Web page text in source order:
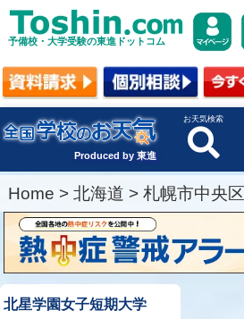
予備校・大学受験の東進ドットコム
Produced by 東進
お天気検索
Home > 北海道 > 札幌市中央区
北星学園女子短期大学